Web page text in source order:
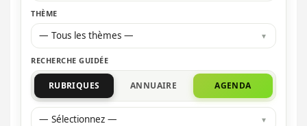
THÈME
— Tous les thèmes —
RECHERCHE GUIDÉE
RUBRIQUES ANNUAIRE AGENDA
— Sélectionnez —